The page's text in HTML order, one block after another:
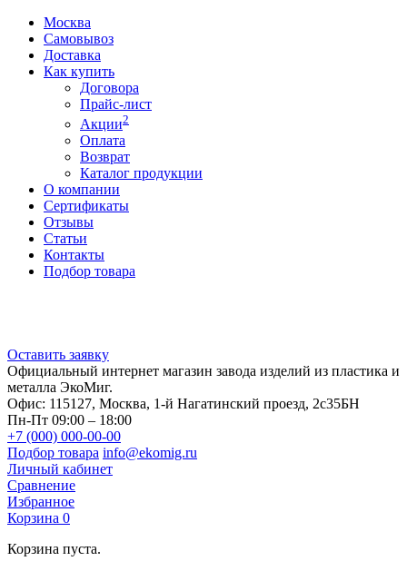
Москва
Самовывоз
Доставка
Как купить
Договора
Прайс-лист
Акции2
Оплата
Возврат
Каталог продукции
О компании
Сертификаты
Отзывы
Статьи
Контакты
Подбор товара
Оставить заявку
Официальный интернет магазин завода изделий из пластика и
металла ЭкоМиг.
Офис: 115127, Москва, 1-й Нагатинский проезд, 2с35БН
Пн-Пт 09:00 – 18:00
+7 (000) 000-00-00
Подбор товара info@ekomig.ru
Личный кабинет
Сравнение
Избранное
Корзина 0
Корзина пуста.